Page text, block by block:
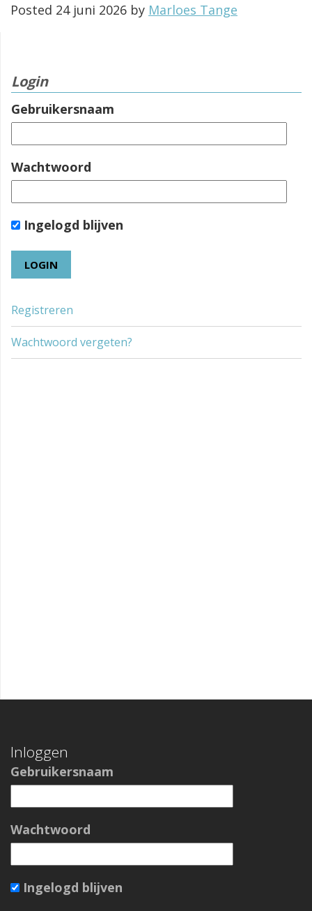
Posted 24 juni 2026 by Marloes Tange
Login
Gebruikersnaam
Wachtwoord
Ingelogd blijven
Registreren
Wachtwoord vergeten?
Inloggen
Gebruikersnaam
Wachtwoord
Ingelogd blijven